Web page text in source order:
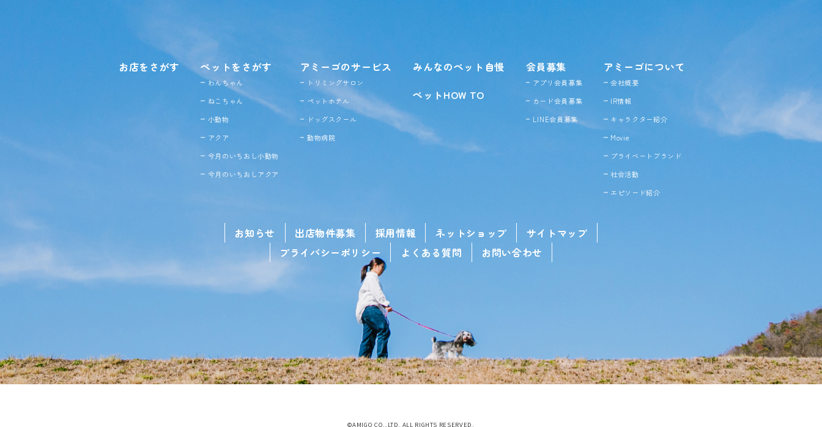
お店をさがす ペットをさがす
わんちゃん
ねこちゃん
小動物
アクア
今月のいちおし小動物
今月のいちおしアクア
アミーゴのサービス
トリミングサロン
ペットホテル
ドッグスクール
動物病院
みんなのペット自慢
ペットHOW TO
会員募集
アプリ会員募集
カード会員募集
LINE会員募集
アミーゴについて
会社概要
IR情報
キャラクター紹介
Movie
プライベートブランド
社会活動
エピソード紹介
お知らせ 出店物件募集 採用情報 ネットショップ
サイトマップ
プライバシーポリシー
よくある質問 お問い合わせ
©AMIGO CO.,LTD. ALL RIGHTS RESERVED.